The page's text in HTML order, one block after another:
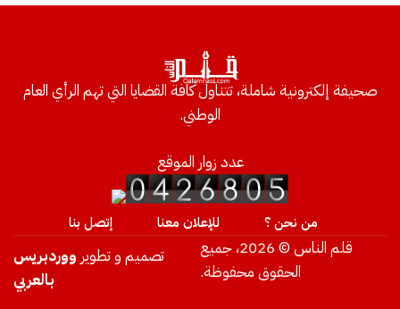
صحيفة إلكترونية شاملة، تتناول كافة القضايا التي تهم الرأي العام
الوطني.
عدد زوار الموقع
من نحن ؟ للإعلان معنا إتصل بنا
قلم الناس © 2026، جميع
الحقوق محفوظة.
تصميم و تطوير ووردبريس
بالعربي